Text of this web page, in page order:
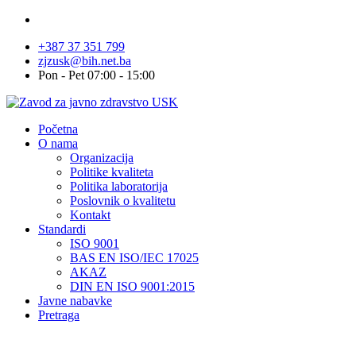
+387 37 351 799
zjzusk@bih.net.ba
Pon - Pet 07:00 - 15:00
Početna
O nama
Organizacija
Politike kvaliteta
Politika laboratorija
Poslovnik o kvalitetu
Kontakt
Standardi
ISO 9001
BAS EN ISO/IEC 17025
AKAZ
DIN EN ISO 9001:2015
Javne nabavke
Pretraga